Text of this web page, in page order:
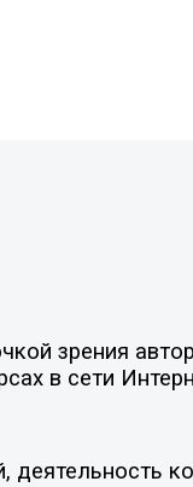
зрения
в сети